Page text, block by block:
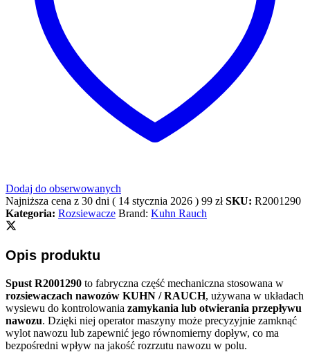
Dodaj do obserwowanych
Najniższa cena z 30 dni ( 14 stycznia 2026 ) 99 zł SKU: R2001290
Kategoria: Rozsiewacze Brand: Kuhn Rauch
Opis produktu
Spust R2001290 to fabryczna część mechaniczna stosowana w
rozsiewaczach nawozów KUHN / RAUCH, używana w układach
wysiewu do kontrolowania zamykania lub otwierania przepływu
nawozu. Dzięki niej operator maszyny może precyzyjnie zamknąć
wylot nawozu lub zapewnić jego równomierny dopływ, co ma
bezpośredni wpływ na jakość rozrzutu nawozu w polu.